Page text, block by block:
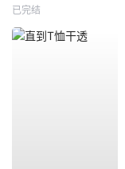
已完结